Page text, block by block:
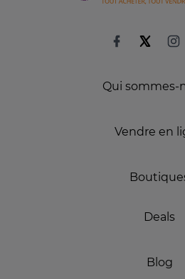
Qui sommes-
Vendre en
Deals
Blog